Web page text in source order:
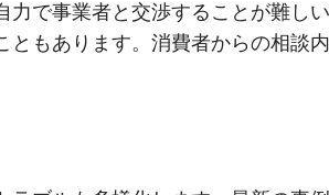
力で事業者と交渉することが難し
ともあります。消費者からの相談